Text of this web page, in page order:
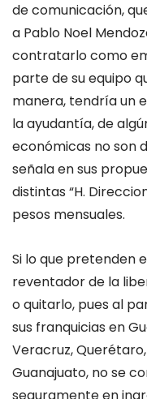
de comunicación,
a Pablo Noel
contratarlo como
parte de su equipo
manera, tendría un
la ayudantía, de
económicas no son
señala en sus
distintas “H.
pesos mensuales.
Si lo que pretenden
reventador de la
o quitarlo, pues al
sus franquicias en
Veracruz,
Guanajuato, no se